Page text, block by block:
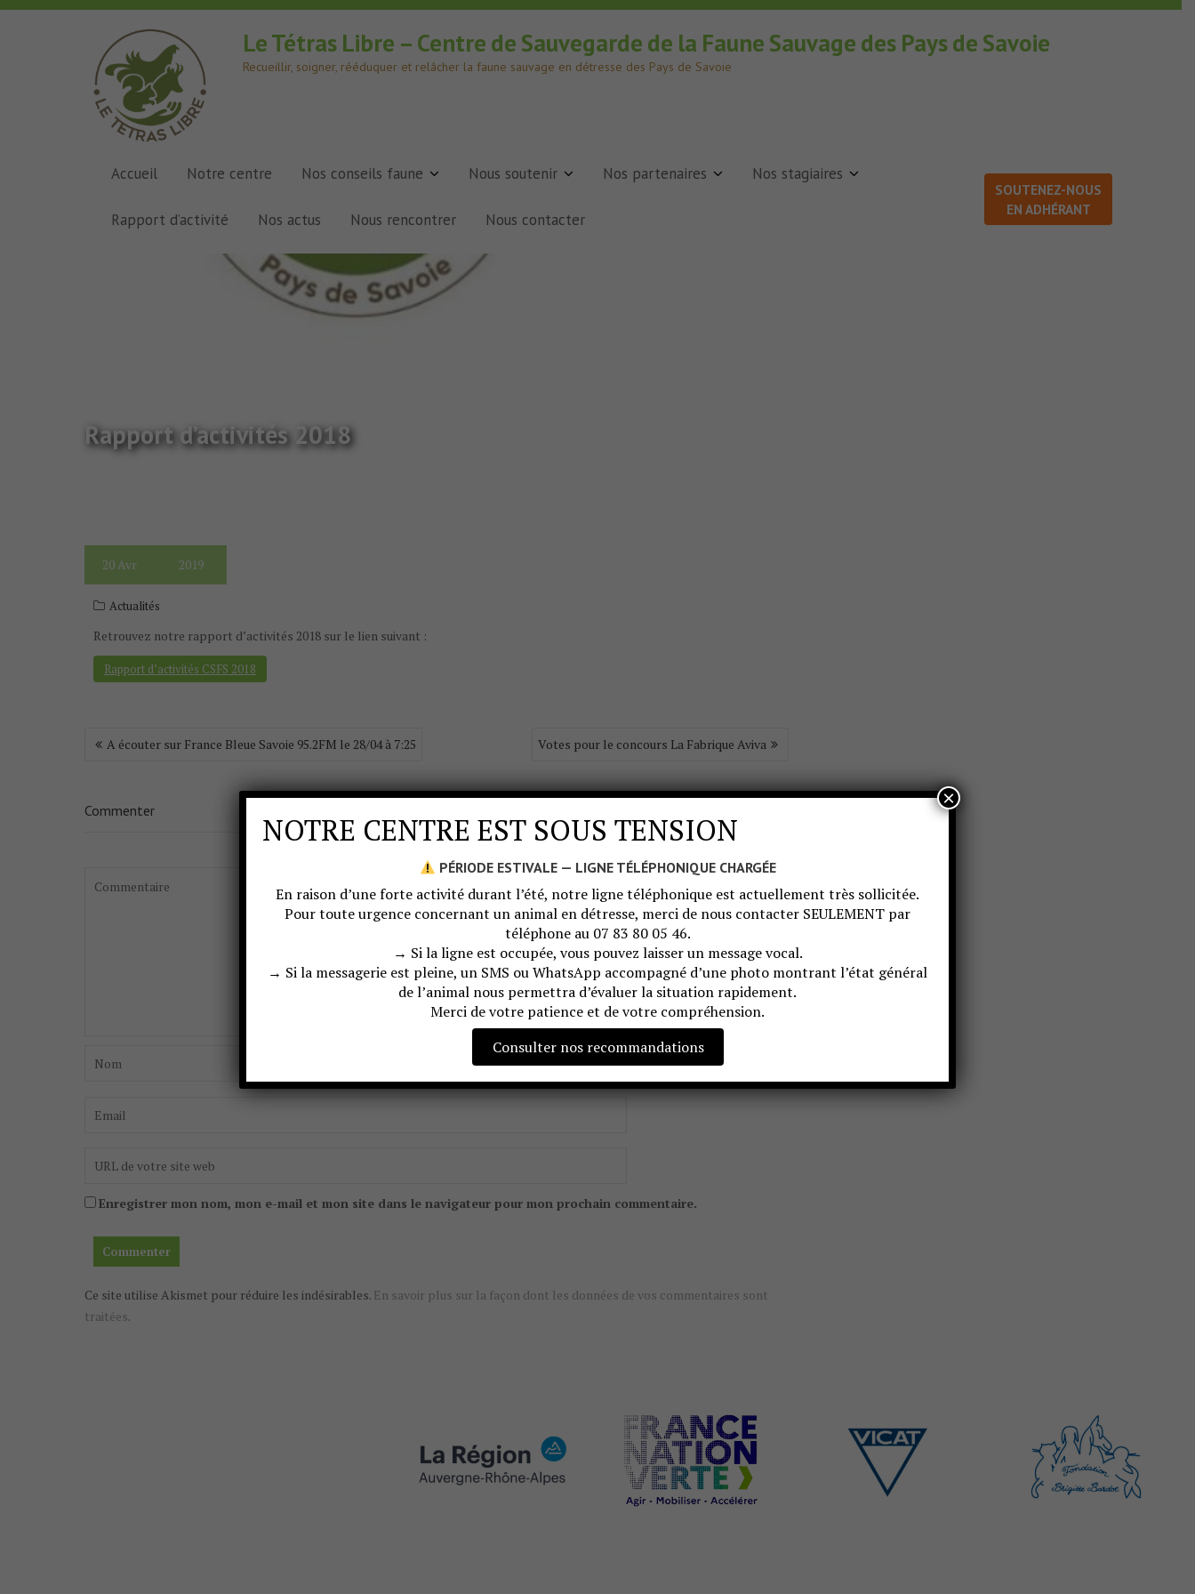
Le Tétras Libre – Centre de Sauvegarde de la Faune Sauvage des Pays de Savoie
Recueillir, soigner, rééduquer et relâcher la faune sauvage en détresse des Pays de Savoie
SOUTENEZ-NOUS
Accueil Notre centre Nos conseils faune Nous soutenir Nos partenaires Nos stagiaires
Rapport d’activité Nos actus Nous rencontrer Nous contacter
Rapport d’activités 2018
20Avr 2019
Actualités
Retrouvez notre rapport d’activités 2018 sur le lien suivant :
Rapport d’activités CSFS 2018
A écouter sur France Bleue Savoie 95.2FM le 28/04 à 7:25 Votes pour le concours La Fabrique Aviva
Commenter
Enregistrer mon nom, mon e-mail et mon site dans le navigateur pour mon prochain commentaire.
Ce site utilise Akismet pour réduire les indésirables. En savoir plus sur la façon dont les données de vos commentaires sont
traitées.
NOTRE CENTRE EST SOUS TENSION
PÉRIODE ESTIVALE — LIGNE TÉLÉPHONIQUE CHARGÉE
En raison d’une forte activité durant l’été, notre ligne téléphonique est actuellement très sollicitée.
Pour toute urgence concernant un animal en détresse, merci de nous contacter SEULEMENT par
téléphone au 07 83 80 05 46.
→ Si la ligne est occupée, vous pouvez laisser un message vocal.
→ Si la messagerie est pleine, un SMS ou WhatsApp accompagné d’une photo montrant l’état général
de l’animal nous permettra d’évaluer la situation rapidement.
Merci de votre patience et de votre compréhension.
Consulter nos recommandations
×